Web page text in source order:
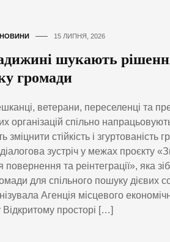
НОВИНИ 15 ЛИПНЯ, 2026
шукають
громади
ветерани, переселенці та
організацій спільно
зміцнити стійкість і згуртованість
зустріч у межах проєкту
повернення та реінтеграції», яка
для спільного пошуку дієвих
Агенція місцевого
просторі […]